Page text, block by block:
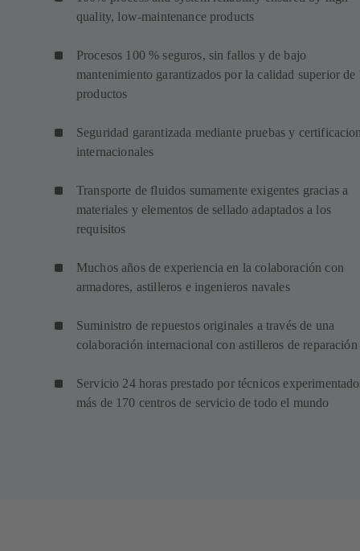
quality, low-maintenance products
Procesos 100 % seguros, sin fallos y de bajo
mantenimiento garantizados por la calidad superior de
productos
Seguridad garantizada mediante pruebas y
internacionales
Transporte de fluidos sumamente exigentes gracias a
materiales y elementos de sellado adaptados a los
requisitos
Muchos años de experiencia en la colaboración con
armadores, astilleros e ingenieros navales
Suministro de repuestos originales a través de una
colaboración internacional con astilleros de reparación
Servicio 24 horas prestado por técnicos
más de 170 centros de servicio de todo el mundo